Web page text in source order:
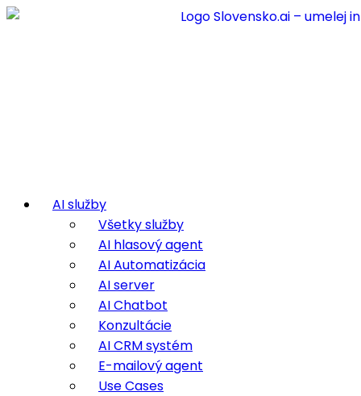
AI služby
Všetky služby
AI hlasový agent
AI Automatizácia
AI server
AI Chatbot
Konzultácie
AI CRM systém
E-mailový agent
Use Cases